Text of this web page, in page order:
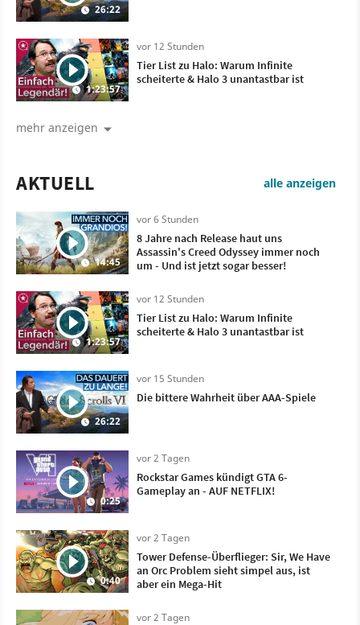
26:22
1:23:57
vor 12 Stunden
Tier List zu Halo: Warum Infinite
scheiterte & Halo 3 unantastbar ist
mehr anzeigen
AKTUELL alle anzeigen
14:45
vor 6 Stunden
8 Jahre nach Release haut uns
Assassin's Creed Odyssey immer noch
um - Und ist jetzt sogar besser!
1:23:57
vor 12 Stunden
Tier List zu Halo: Warum Infinite
scheiterte & Halo 3 unantastbar ist
26:22
vor 15 Stunden
Die bittere Wahrheit über AAA-Spiele
0:25
vor 2 Tagen
Rockstar Games kündigt GTA 6-
Gameplay an - AUF NETFLIX!
0:40
vor 2 Tagen
Tower Defense-Überflieger: Sir, We Have
an Orc Problem sieht simpel aus, ist
aber ein Mega-Hit
vor 2 Tagen